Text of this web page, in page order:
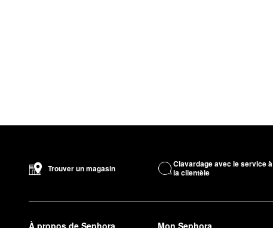
Trouver un magasin
Clavardage avec le service à
la clientèle